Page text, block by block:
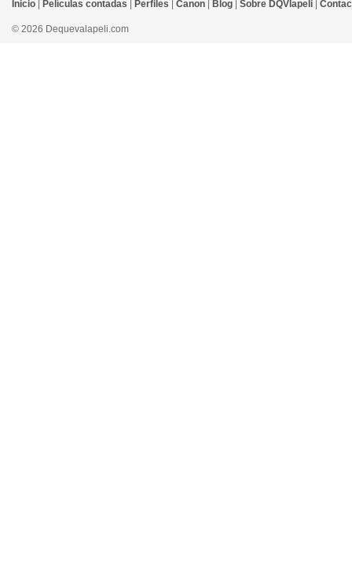
Inicio Películas contadas Perfiles Canon Blog Sobre DQVlapeli
© 2026 Dequevalapeli.com